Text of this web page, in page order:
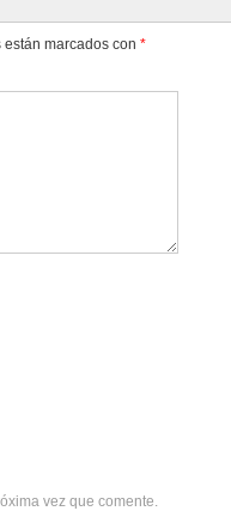
marcados con *
vez que comente.